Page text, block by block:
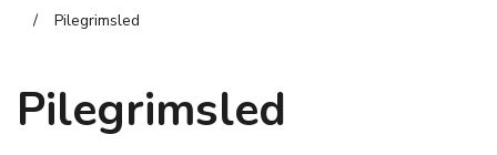
Pilegrimsled
Pilegrimsled